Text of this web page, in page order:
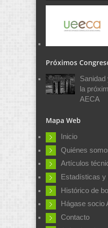
Próximos
la
AECA
Mapa Web
Inicio
Quiénes
Artículos
Estadísticas y
Histórico de
Hágase socio
Contacto